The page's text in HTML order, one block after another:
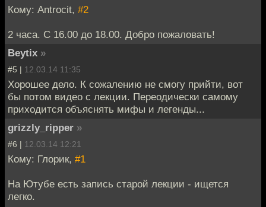
Кому: Antrocit, #2
2 часа. С 16.00 до 18.00. Добро пожаловать!
Beytix »
#5 | 12.03.14 11:35
Хорошее дело. К сожалению не смогу прийти, вот
бы потом видео с лекции. Переодически самому
приходится объяснять мифы и легенды...
grizzly_ripper »
#6 | 12.03.14 12:21
Кому: Глорик, #1
На Ютубе есть запись старой лекции - ищется
легко.